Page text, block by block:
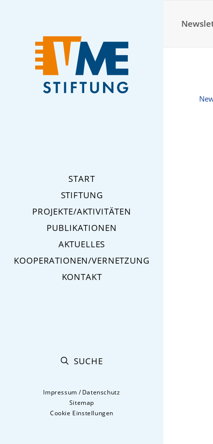
START
STIFTUNG
PROJEKTE/AKTIVITÄTEN
PUBLIKATIONEN
AKTUELLES
KOOPERATIONEN/VERNETZUNG
KONTAKT
SUCHE
Impressum /Datenschutz
Sitemap
Cookie Einstellungen